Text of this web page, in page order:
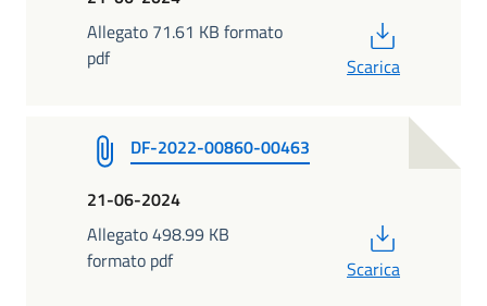
Allegato 71.61 KB formato
pdf
Scarica
DF-2022-00860-00463
21-06-2024
Allegato 498.99 KB
formato pdf
Scarica